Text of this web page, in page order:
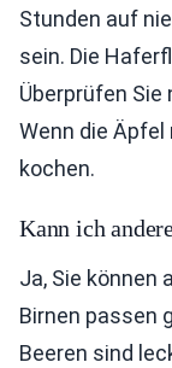
Stunden auf
sein. Die
Überprüfen Sie
Wenn die
kochen.
Kann ich
Ja, Sie können
Birnen passen
Beeren sind